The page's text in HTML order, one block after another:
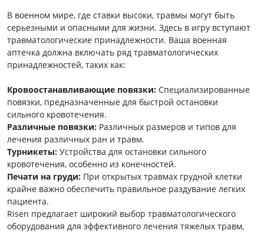
В военном мире, где ставки высоки, травмы могут быть
серьезными и опасными для жизни. Здесь в игру вступают
травматологические принадлежности. Ваша военная
аптечка должна включать ряд травматологических
принадлежностей, таких как:
Кровоостанавливающие повязки: Специализированные
повязки, предназначенные для быстрой остановки
сильного кровотечения.
Различные повязки: Различных размеров и типов для
лечения различных ран и травм.
Турникеты: Устройства для остановки сильного
кровотечения, особенно из конечностей.
Печати на груди: При открытых травмах грудной клетки
крайне важно обеспечить правильное раздувание легких
пациента.
Risen предлагает широкий выбор травматологического
оборудования для эффективного лечения тяжелых травм,